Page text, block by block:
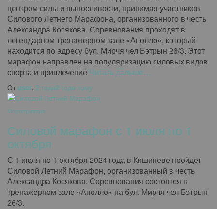
центром силы и выносливости, принимая участников
Силового Летнего Марафона, организованного в честь
Александра Косякова. Соревнования проходят в
легендарном тренажерном зале «Аполло», который
находится по адресу бул. Мирчя чел Бэтрын 26/3. Этот
марафон направлен на популяризацию силовых видов
спорта и привлечение Читать дальше…
От user, 2 года2 года тому
Мероприятия
Силовой марафон с 1 июля по 1
октября
С 1 июля по 1 октября 2024 года в Кишиневе пройдет
Силовой Летний Марафон, организованный в честь
Александра Косякова. Соревнования состоятся в
тренажерном зале «Аполло» на бул. Мирчя чел Бэтрын
26/3.